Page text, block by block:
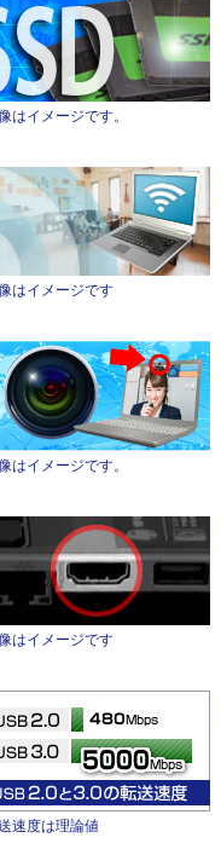
はイメージです。
はイメージです
はイメージです。
はイメージです
速度は理論値